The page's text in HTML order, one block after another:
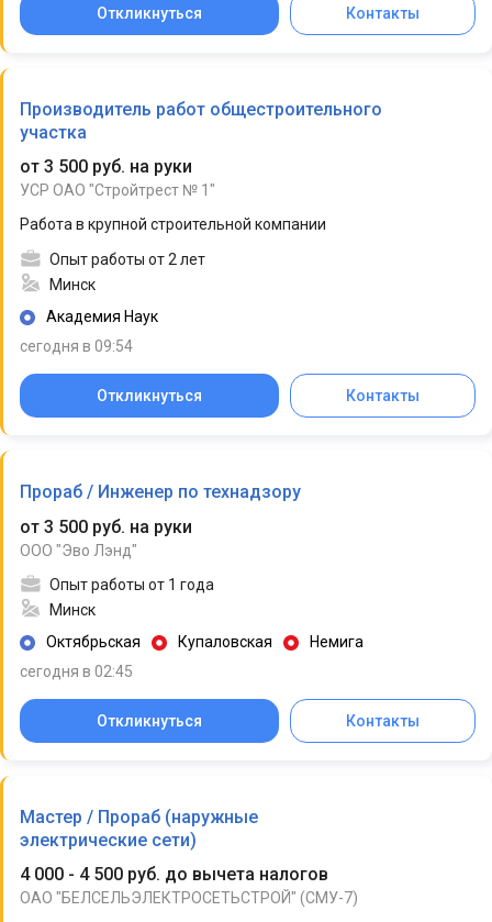
Откликнуться Контакты
Производитель работ общестроительного
участка
от 3 500 руб. на руки
УСР ОАО "Стройтрест № 1"
Работа в крупной строительной компании
Опыт работы от 2 лет
Минск
Академия Наук
сегодня в 09:54
Откликнуться Контакты
Прораб / Инженер по технадзору
от 3 500 руб. на руки
ООО "Эво Лэнд"
Опыт работы от 1 года
Минск
Октябрьская
Купаловская
Немига
сегодня в 02:45
Откликнуться Контакты
Мастер / Прораб (наружные
электрические сети)
4 000 - 4 500 руб. до вычета налогов
ОАО "БЕЛСЕЛЬЭЛЕКТРОСЕТЬСТРОЙ" (СМУ-7)